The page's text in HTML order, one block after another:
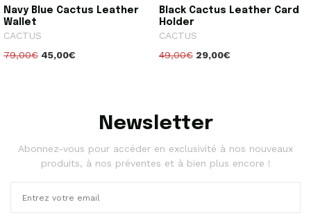
Navy Blue Cactus Leather
Wallet
CACTUS
79,00€ 45,00€
Black Cactus Leather Card
Holder
CACTUS
49,00€ 29,00€
Newsletter
Abonnez-vous pour accéder en exclusivité à nos nouveaux
produits, à nos préventes et à bien plus encore !